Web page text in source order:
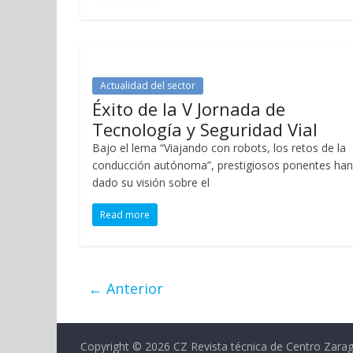
Actualidad del sector
Éxito de la V Jornada de
Tecnología y Seguridad Vial
Bajo el lema “Viajando con robots, los retos de la
conducción autónoma”, prestigiosos ponentes han
dado su visión sobre el
Read more
← Anterior
Copyright © 2026 CZ Revista técnica de Centro